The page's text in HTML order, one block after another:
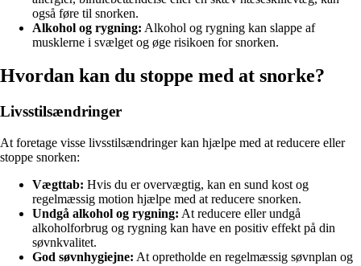
også føre til snorken.
Alkohol og rygning: Alkohol og rygning kan slappe af
musklerne i svælget og øge risikoen for snorken.
Hvordan kan du stoppe med at snorke?
Livsstilsændringer
At foretage visse livsstilsændringer kan hjælpe med at reducere eller
stoppe snorken:
Vægttab: Hvis du er overvægtig, kan en sund kost og
regelmæssig motion hjælpe med at reducere snorken.
Undgå alkohol og rygning: At reducere eller undgå
alkoholforbrug og rygning kan have en positiv effekt på din
søvnkvalitet.
God søvnhygiejne: At opretholde en regelmæssig søvnplan og